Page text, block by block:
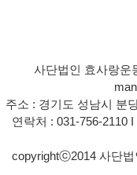
사단법인 효사랑운
주소 : 경기도 성남시 분
연락처 : 031-756-2110
copyrightⓒ2014 사단법